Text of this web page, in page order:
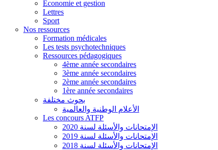
Economie et gestion
Lettres
Sport
Nos ressources
Formation médicales
Les tests psychotechniques
Ressources pédagogiques
4ème année secondaires
3ème année secondaires
2ème année secondaires
1ère année secondaires
بحوث مختلفة
الأعلام الوطنية والعالمية
Les concours ATFP
الإمتحانات والأسئلة لسنة 2020
الإمتحانات والأسئلة لسنة 2019
الإمتحانات والأسئلة لسنة 2018